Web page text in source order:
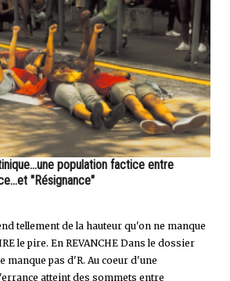
population factice entre
"Résignance"
tellement de la hauteur qu'on ne manque
le pire. En REVANCHE Dans le dossier
manque pas d'R. Au coeur d'une
atteint des sommets entre